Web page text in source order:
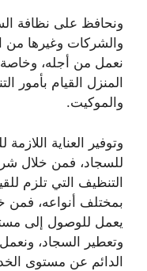
ونحافظ على نظافة
والشركات وغيرها من
نعمل من أجله،
المنزل القيام بأمور
والموكيت.
وتوفير العناية
للسجاد، فمن خلال
التنظيف التي تلزم
بمختلف أنواعه، فمن
يعمل للوصول إلى
وتعطير السجاد،
الدائم عن مستوى